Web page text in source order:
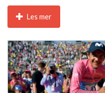
Les mer